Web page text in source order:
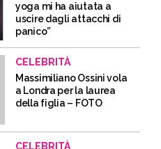
yoga mi ha aiutata a
uscire dagli attacchi di
panico”
CELEBRITÀ
Massimiliano Ossini vola
a Londra per la laurea
della figlia – FOTO
CELEBRITÀ